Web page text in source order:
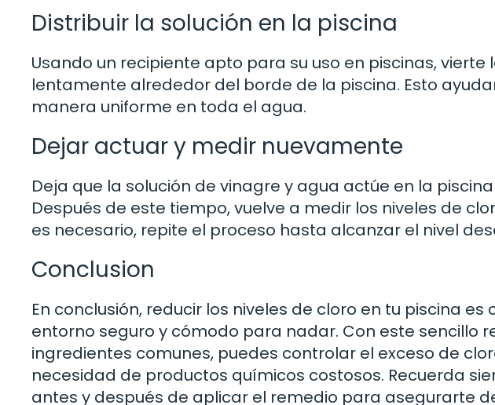
Distribuir la solución en la piscina
Usando un recipiente apto para su uso en piscinas, vierte
lentamente alrededor del borde de la piscina. Esto
manera uniforme en toda el agua.
Dejar actuar y medir nuevamente
Deja que la solución de vinagre y agua actúe en la
Después de este tiempo, vuelve a medir los niveles de
es necesario, repite el proceso hasta alcanzar el nivel
Conclusion
En conclusión, reducir los niveles de cloro en tu piscina
entorno seguro y cómodo para nadar. Con este sencillo
ingredientes comunes, puedes controlar el exceso de
necesidad de productos químicos costosos. Recuerda
antes y después de aplicar el remedio para asegurarte